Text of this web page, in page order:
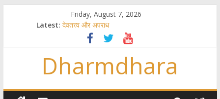
Friday, August 7, 2026
Latest: देवतत्त्व और अपराध
स्त्रियाँ वेदाधिकारिणी क्यों नहीं हैं
विश्व का सबसे बड़ा और वैज्ञानिक समय गणना तन्त्र
तुम्हीं हो माता, पिता तुम्हीं हो ??
गौ सेवा और राजयोग
Dharmdhara